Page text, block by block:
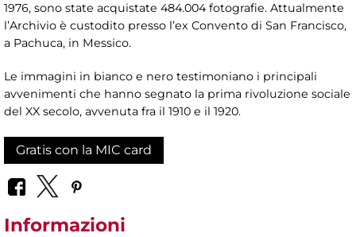
1976, sono state acquistate 484.004 fotografie. Attualmente
l’Archivio è custodito presso l’ex Convento di San Francisco,
a Pachuca, in Messico.
Le immagini in bianco e nero testimoniano i principali
avvenimenti che hanno segnato la prima rivoluzione sociale
del XX secolo, avvenuta fra il 1910 e il 1920.
Gratis con la MIC card
Informazioni